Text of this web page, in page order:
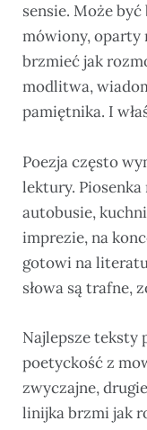
sensie. Może
mówiony, oparty
brzmieć jak
modlitwa,
pamiętnika. I
Poezja często
lektury. Piosenka
autobusie,
imprezie, na
gotowi na
słowa są trafne,
Najlepsze teksty
poetyckość z
zwyczajne,
linijka brzmi jak